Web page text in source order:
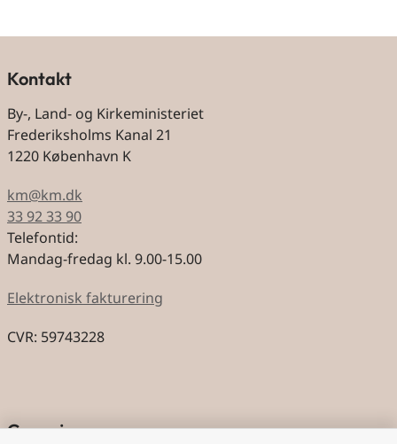
Kontakt
By-, Land- og Kirkeministeriet
Frederiksholms Kanal 21
1220 København K
km@km.dk
33 92 33 90
Telefontid:
Mandag-fredag kl. 9.00-15.00
Elektronisk fakturering
CVR: 59743228
Genveje